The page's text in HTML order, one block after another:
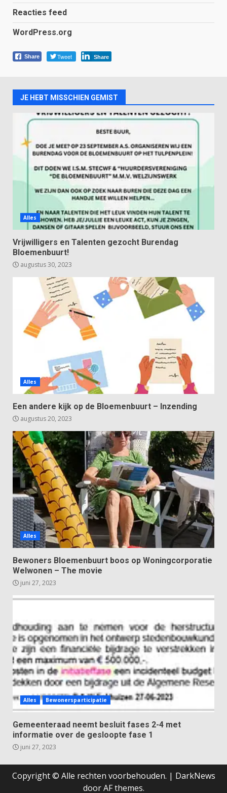
Reacties feed
WordPress.org
Share Tweet Share
JE HEBT MISSCHIEN GEMIST
Alles
Vrijwilligers en Talenten gezocht Burendag
Bloemenbuurt!
augustus 30, 2023
Alles
Een andere kijk op de Bloemenbuurt – Inzending
augustus 20, 2023
Alles
Bewoners Bloemenbuurt boos op Woningcorporatie
Welwonen – The movie
juni 27, 2023
Alles Bewonersparticipatie
Gemeenteraad neemt besluit fases 2-4 met
informatie over de gesloopte fase 1
juni 27, 2023
Copyright © Alle rechten voorbehouden. | DarkNews
door AF themes.